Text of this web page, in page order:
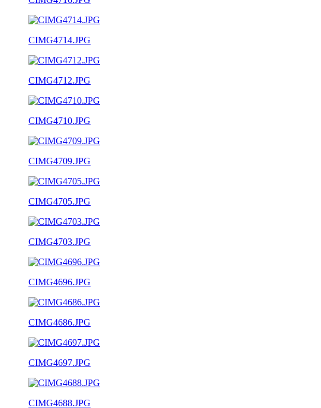
CIMG4714.JPG
CIMG4712.JPG
CIMG4710.JPG
CIMG4709.JPG
CIMG4705.JPG
CIMG4703.JPG
CIMG4696.JPG
CIMG4686.JPG
CIMG4697.JPG
CIMG4688.JPG